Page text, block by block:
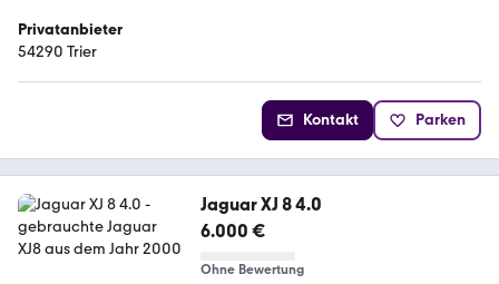
Privatanbieter
54290 Trier
Kontakt Parken
Jaguar XJ 8 4.0
6.000 €
Ohne Bewertung